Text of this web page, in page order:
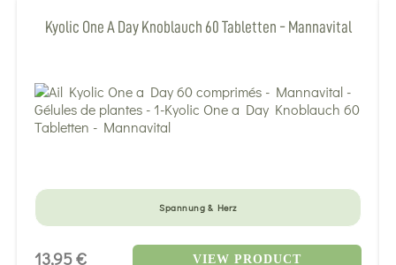
Kyolic One A Day Knoblauch 60 Tabletten - Mannavital
Spannung & Herz
13,95 € VIEW PRODUCT